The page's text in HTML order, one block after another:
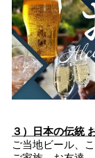
３）日本の伝統
ご当地ビール、